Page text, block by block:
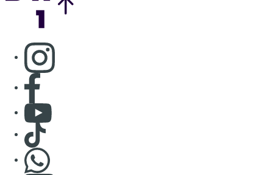
Consulter page Instagram
Consulter page Facebook
Consulter Youtube
Consulter TikTok